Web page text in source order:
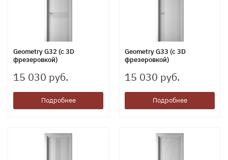
Geometry G32 (с 3D
фрезеровкой)
15 030 руб.
Подробнее
Geometry G33 (с 3D
фрезеровкой)
15 030 руб.
Подробнее